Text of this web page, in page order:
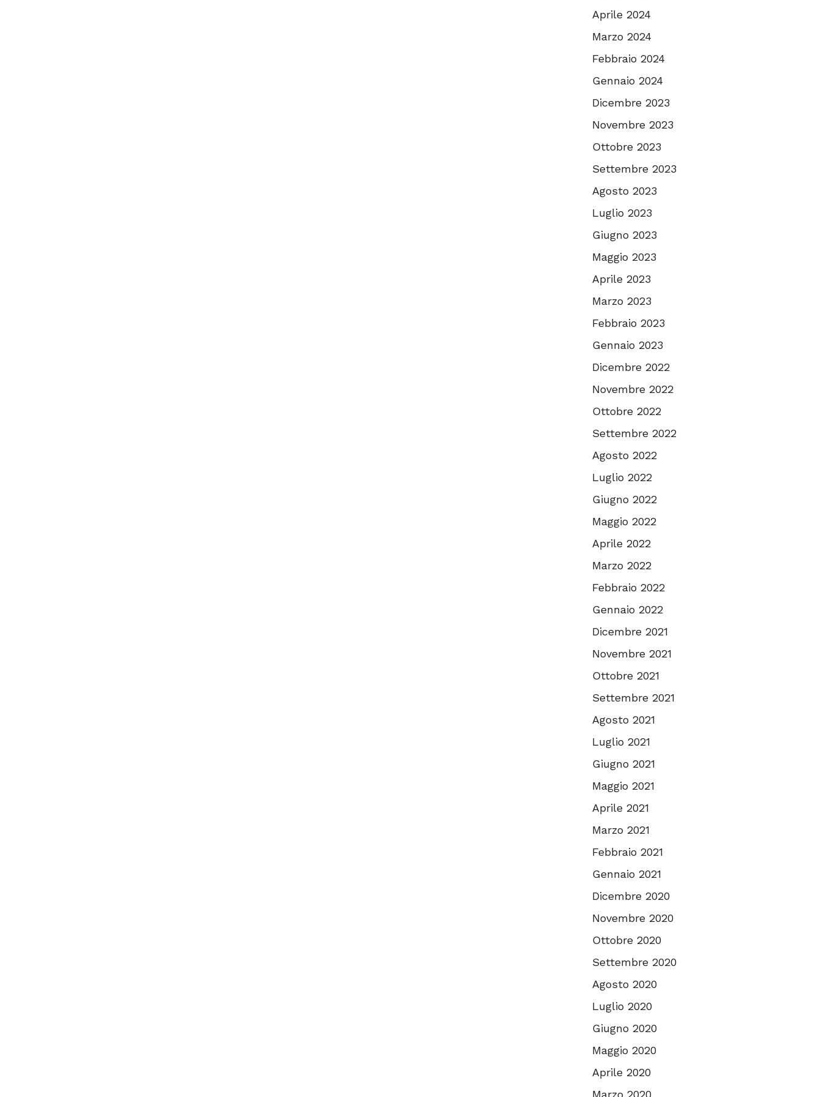
Aprile 2024
Marzo 2024
Febbraio 2024
Gennaio 2024
Dicembre 2023
Novembre 2023
Ottobre 2023
Settembre 2023
Agosto 2023
Luglio 2023
Giugno 2023
Maggio 2023
Aprile 2023
Marzo 2023
Febbraio 2023
Gennaio 2023
Dicembre 2022
Novembre 2022
Ottobre 2022
Settembre 2022
Agosto 2022
Luglio 2022
Giugno 2022
Maggio 2022
Aprile 2022
Marzo 2022
Febbraio 2022
Gennaio 2022
Dicembre 2021
Novembre 2021
Ottobre 2021
Settembre 2021
Agosto 2021
Luglio 2021
Giugno 2021
Maggio 2021
Aprile 2021
Marzo 2021
Febbraio 2021
Gennaio 2021
Dicembre 2020
Novembre 2020
Ottobre 2020
Settembre 2020
Agosto 2020
Luglio 2020
Giugno 2020
Maggio 2020
Aprile 2020
Marzo 2020